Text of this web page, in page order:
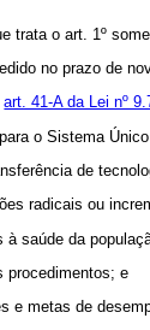
trata o art. 1º
no prazo de
art. 41-A da Lei nº
o Sistema
de
radicais ou
à saúde da
procedimentos; e
e metas de